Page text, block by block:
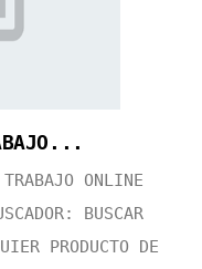
TRABAJO ONLINE
BUSCAR
PRODUCTO DE